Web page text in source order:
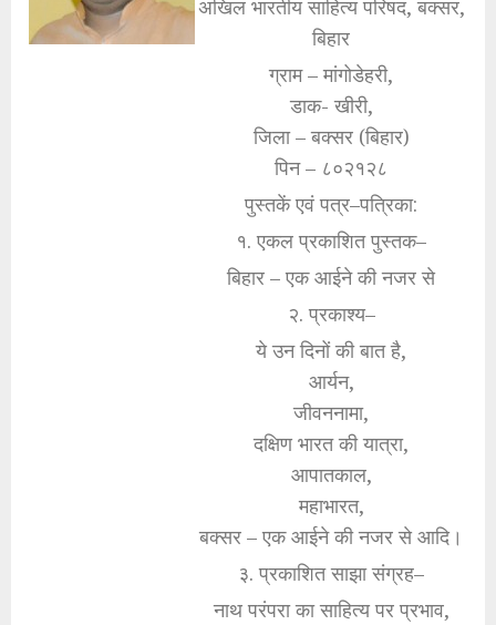
अखिल भारतीय साहित्य परिषद, बक्सर,
बिहार
ग्राम – मांगोडेहरी,
डाक- खीरी,
जिला – बक्सर (बिहार)
पिन – ८०२१२८
पुस्तकें एवं पत्र–पत्रिका:
१. एकल प्रकाशित पुस्तक–
बिहार – एक आईने की नजर से
२. प्रकाश्य–
ये उन दिनों की बात है,
आर्यन,
जीवननामा,
दक्षिण भारत की यात्रा,
आपातकाल,
महाभारत,
बक्सर – एक आईने की नजर से आदि।
३. प्रकाशित साझा संग्रह–
नाथ परंपरा का साहित्य पर प्रभाव,